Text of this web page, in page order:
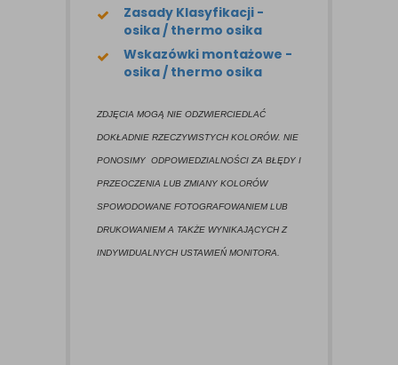
Zasady Klasyfikacji -
osika / thermo osika
Wskazówki montażowe -
osika / thermo osika
ZDJĘCIA MOGĄ NIE ODZWIERCIEDLAĆ
DOKŁADNIE RZECZYWISTYCH KOLORÓW. NIE
PONOSIMY ODPOWIEDZIALNOŚCI ZA BŁĘDY I
PRZEOCZENIA LUB ZMIANY KOLORÓW
SPOWODOWANE FOTOGRAFOWANIEM LUB
DRUKOWANIEM A TAKŻE WYNIKAJĄCYCH Z
INDYWIDUALNYCH USTAWIEŃ MONITORA.